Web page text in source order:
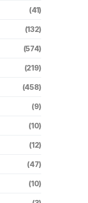
(41)
(132)
(574)
(219)
(458)
(9)
(10)
(12)
(47)
(10)